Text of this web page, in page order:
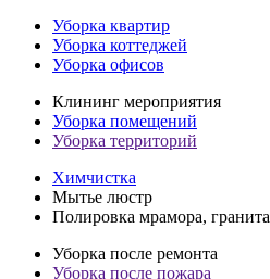
Уборка квартир
Уборка коттеджей
Уборка офисов
Клининг мероприятия
Уборка помещений
Уборка территорий
Химчистка
Мытье люстр
Полировка мрамора, гранита
Уборка после ремонта
Уборка после пожара